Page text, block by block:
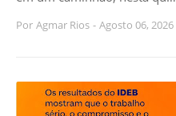
Por Agmar Rios - Agosto 06, 2026